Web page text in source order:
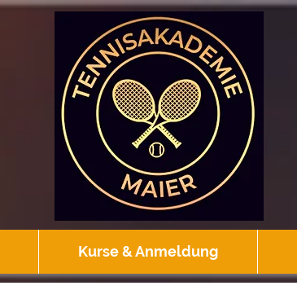
Kurse & Anmeldung